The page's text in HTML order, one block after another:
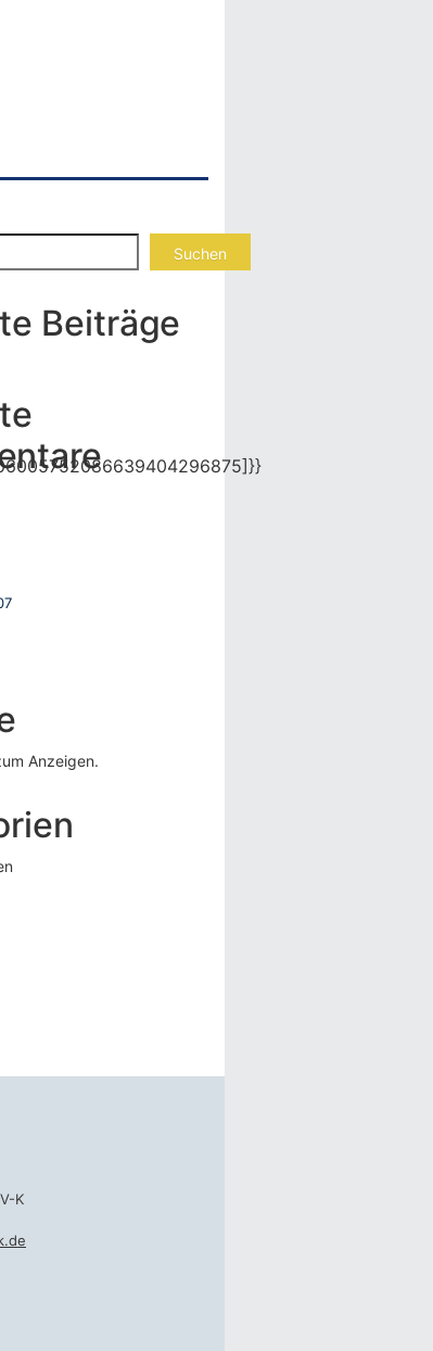
Suchen
Beiträge
Anzeigen.
K